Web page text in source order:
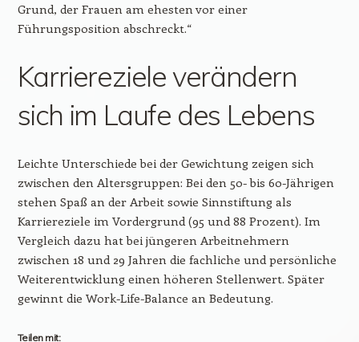
Grund, der Frauen am ehesten vor einer
Führungsposition abschreckt.“
Karriereziele verändern
sich im Laufe des Lebens
Leichte Unterschiede bei der Gewichtung zeigen sich
zwischen den Altersgruppen: Bei den 50- bis 60-Jährigen
stehen Spaß an der Arbeit sowie Sinnstiftung als
Karriereziele im Vordergrund (95 und 88 Prozent). Im
Vergleich dazu hat bei jüngeren Arbeitnehmern
zwischen 18 und 29 Jahren die fachliche und persönliche
Weiterentwicklung einen höheren Stellenwert. Später
gewinnt die Work-Life-Balance an Bedeutung.
Teilen mit: